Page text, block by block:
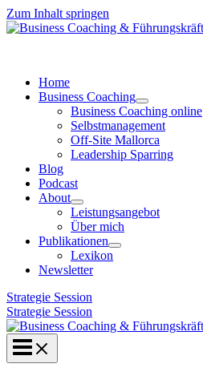
Zum Inhalt springen
Home
Business Coaching
Business Coaching online
Selbstmanagement
Off-Site Mallorca
Leadership Sparring
Blog
Podcast
About
Leistungsangebot
Über mich
Publikationen
Lexikon
Newsletter
Strategie Session
Strategie Session